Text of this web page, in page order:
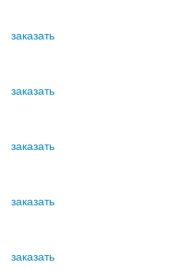
заказать
заказать
заказать
заказать
заказать